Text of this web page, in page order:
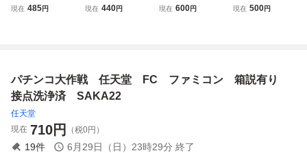
FC ファミリーコ
現在 485円
ンコ大作戦
現在 440円
作戦 ソフトのみ
現在 600円
フト パチンコ大
現在 500円
パチンコ大作戦 任天堂 FC ファミコン 箱説有り
接点洗浄済 SAKA22
任天堂
現在 710円 （税0円）
19件 6月29日（日）23時29分 終了